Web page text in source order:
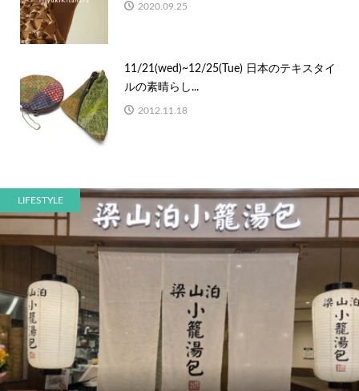
2020.09.25
11/21(wed)~12/25(Tue) 日本のテキスタイ
ルの素晴らし...
2012.11.18
LIFESTYLE